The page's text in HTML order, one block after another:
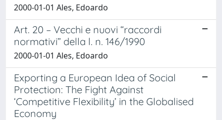
2000-01-01 Ales, Edoardo
Art. 20 – Vecchi e nuovi “raccordi
normativi” della l. n. 146/1990
2000-01-01 Ales, Edoardo
Exporting a European Idea of Social
Protection: The Fight Against
‘Competitive Flexibility’ in the Globalised
Economy